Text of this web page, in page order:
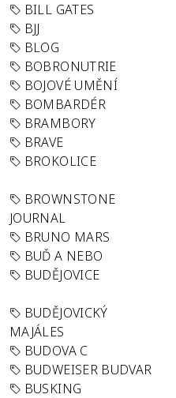
BILL GATES
BJJ
BLOG
BOBRONUTRIE
BOJOVÉ UMĚNÍ
BOMBARDÉR
BRAMBORY
BRAVE
BROKOLICE
BROWNSTONE
JOURNAL
BRUNO MARS
BUĎ A NEBO
BUDĚJOVICE
BUDĚJOVICKÝ
MAJÁLES
BUDOVA C
BUDWEISER BUDVAR
BUSKING